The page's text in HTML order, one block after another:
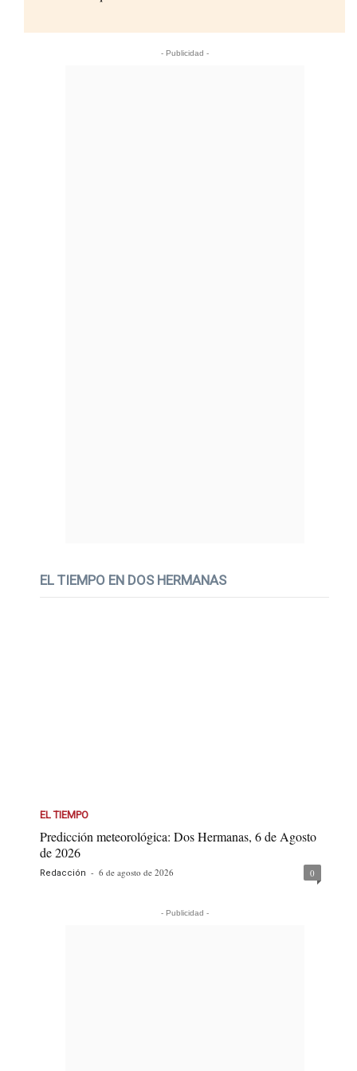
- Publicidad -
EL TIEMPO EN DOS HERMANAS
EL TIEMPO
Predicción meteorológica: Dos Hermanas, 6 de Agosto
de 2026
Redacción - 6 de agosto de 2026 0
- Publicidad -